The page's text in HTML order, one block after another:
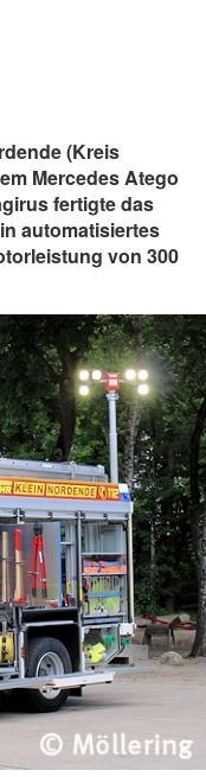
(Kreis
Mercedes Atego
fertigte das
automatisiertes
von 300